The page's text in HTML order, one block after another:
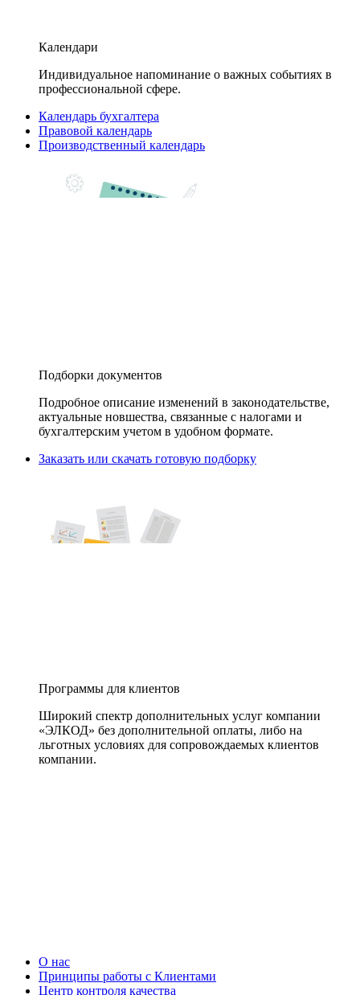
Календари
Индивидуальное напоминание о важных событиях в
профессиональной сфере.
Календарь бухгалтера
Правовой календарь
Производственный календарь
Подборки документов
Подробное описание изменений в законодательстве,
актуальные новшества, связанные с налогами и
бухгалтерским учетом в удобном формате.
Заказать или скачать готовую подборку
Программы для клиентов
Широкий спектр дополнительных услуг компании
«ЭЛКОД» без дополнительной оплаты, либо на
льготных условиях для сопровождаемых клиентов
компании.
О нас
Принципы работы с Клиентами
Центр контроля качества